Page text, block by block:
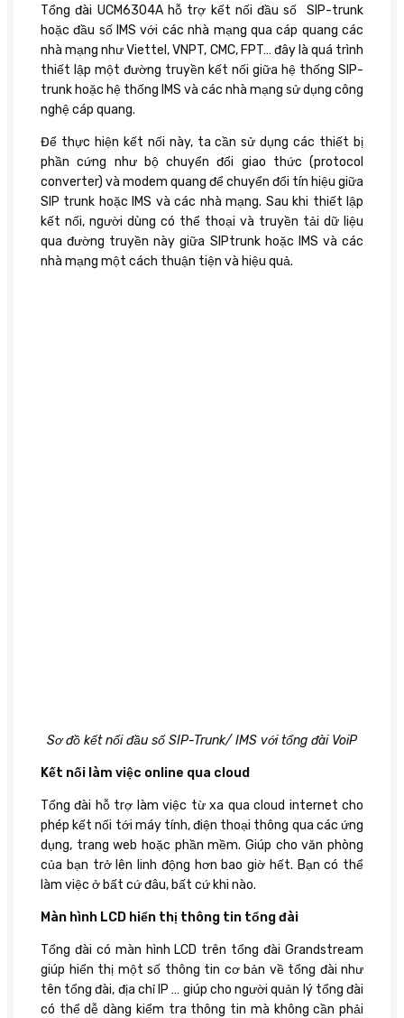
Tổng đài UCM6304A hỗ trợ kết nối đầu số SIP-trunk
hoặc đầu số IMS với các nhà mạng qua cáp quang các
nhà mạng như Viettel, VNPT, CMC, FPT… đây là quá trình
thiết lập một đường truyền kết nối giữa hệ thống SIP-
trunk hoặc hệ thống IMS và các nhà mạng sử dụng công
nghệ cáp quang.
Để thực hiện kết nối này, ta cần sử dụng các thiết bị
phần cứng như bộ chuyển đổi giao thức (protocol
converter) và modem quang để chuyển đổi tín hiệu giữa
SIP trunk hoặc IMS và các nhà mạng. Sau khi thiết lập
kết nối, người dùng có thể thoại và truyền tải dữ liệu
qua đường truyền này giữa SIPtrunk hoặc IMS và các
nhà mạng một cách thuận tiện và hiệu quả.
Sơ đồ kết nối đầu số SIP-Trunk/ IMS với tổng đài VoiP
Kết nối làm việc online qua cloud
Tổng đài hỗ trợ làm việc từ xa qua cloud internet cho
phép kết nối tới máy tính, điện thoại thông qua các ứng
dụng, trang web hoặc phần mềm. Giúp cho văn phòng
của bạn trở lên linh động hơn bao giờ hết. Bạn có thể
làm việc ở bất cứ đâu, bất cứ khi nào.
Màn hình LCD hiển thị thông tin tổng đài
Tổng đài có màn hình LCD trên tổng đài Grandstream
giúp hiển thị một số thông tin cơ bản về tổng đài như
tên tổng đài, địa chỉ IP … giúp cho người quản lý tổng đài
có thể dễ dàng kiểm tra thông tin mà không cần phải